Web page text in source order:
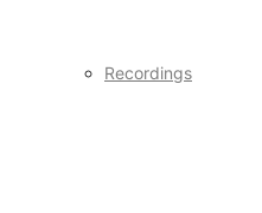
Recordings